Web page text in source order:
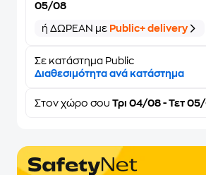
05/08
ή ΔΩΡΕΑΝ με Public+ delivery
Σε κατάστημα Public
Διαθεσιμότητα ανά κατάστημα
Στον χώρο σου Τρι 04/08 - Τετ